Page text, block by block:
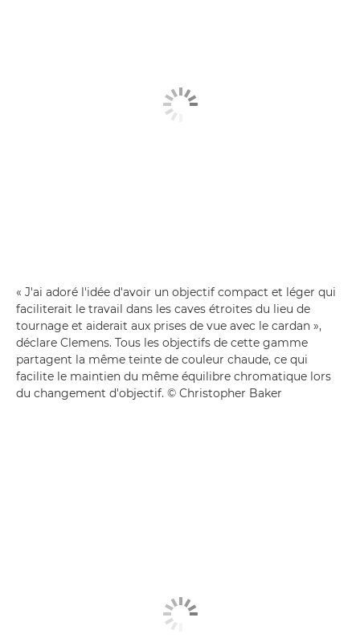
« J'ai adoré l'idée d'avoir un objectif compact et léger qui
faciliterait le travail dans les caves étroites du lieu de
tournage et aiderait aux prises de vue avec le cardan »,
déclare Clemens. Tous les objectifs de cette gamme
partagent la même teinte de couleur chaude, ce qui
facilite le maintien du même équilibre chromatique lors
du changement d'objectif. © Christopher Baker